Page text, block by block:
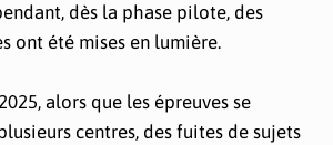
dès la phase pilote, des
ont été mises en lumière.
alors que les épreuves se
centres, des fuites de sujets